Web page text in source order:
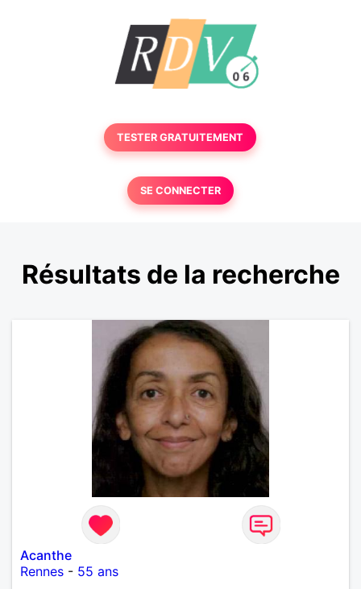
TESTER GRATUITEMENT
SE CONNECTER
Résultats de la recherche
Acanthe
Rennes - 55 ans